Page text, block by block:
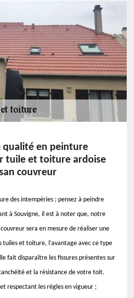
qualité en peinture
tuile et toiture ardoise
couvreur
des intempéries ; pensez à peindre
à Souvigne, il est à noter que, notre
sera en mesure de réaliser une
tuiles et toiture, l’avantage avec ce type
fait disparaître les fissures présentes sur
et la résistance de votre toit.
respectant les règles en vigueur ;